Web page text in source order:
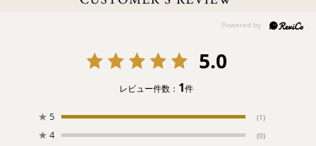
5.0
レビュー件数： 1件
★ 5 (1)
★ 4 (0)